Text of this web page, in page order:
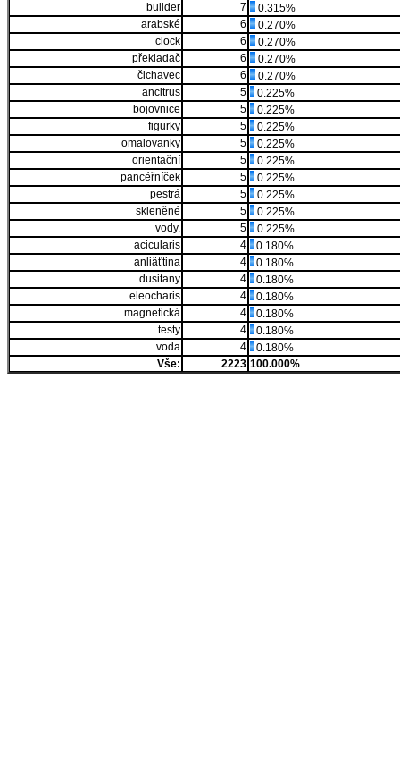
builder
7
0.315%
arabské
6
0.270%
clock
6
0.270%
překladač
6
0.270%
čichavec
6
0.270%
ancitrus
5
0.225%
bojovnice
5
0.225%
figurky
5
0.225%
omalovanky
5
0.225%
orientační
5
0.225%
pancéřníček
5
0.225%
pestrá
5
0.225%
skleněné
5
0.225%
vody.
5
0.225%
acicularis
4
0.180%
anliäťtina
4
0.180%
dusitany
4
0.180%
eleocharis
4
0.180%
magnetická
4
0.180%
testy
4
0.180%
voda
4
0.180%
Vše:
2223 100.000%